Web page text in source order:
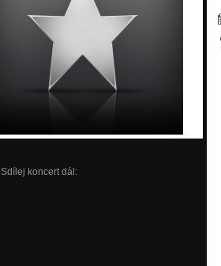
Sdílej koncert dál: